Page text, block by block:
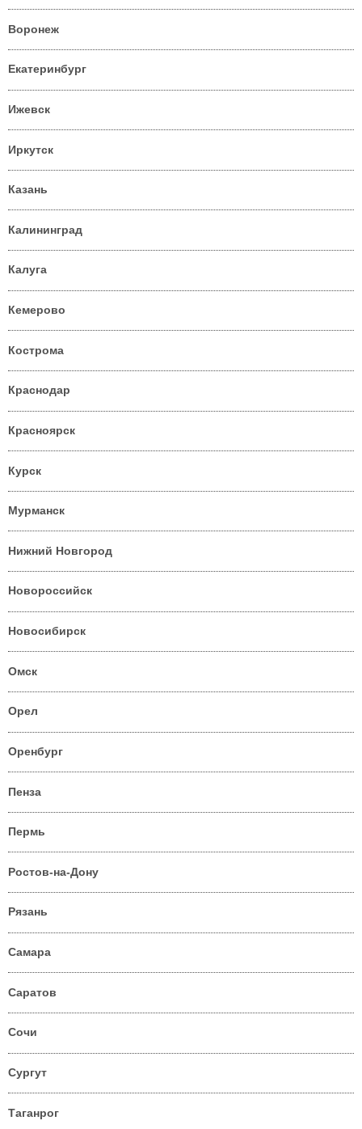
Воронеж
Екатеринбург
Ижевск
Иркутск
Казань
Калининград
Калуга
Кемерово
Кострома
Краснодар
Красноярск
Курск
Мурманск
Нижний Новгород
Новороссийск
Новосибирск
Омск
Орел
Оренбург
Пенза
Пермь
Ростов-на-Дону
Рязань
Самара
Саратов
Сочи
Сургут
Таганрог